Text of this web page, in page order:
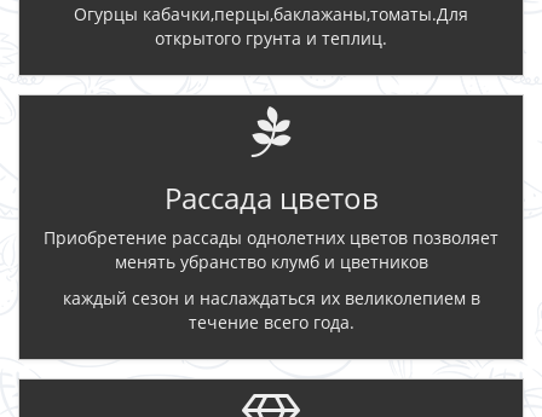
Огурцы кабачки,перцы,баклажаны,томаты.Для
открытого грунта и теплиц.
Рассада цветов
Приобретение рассады однолетних цветов позволяет
менять убранство клумб и цветников
каждый сезон и наслаждаться их великолепием в
течение всего года.